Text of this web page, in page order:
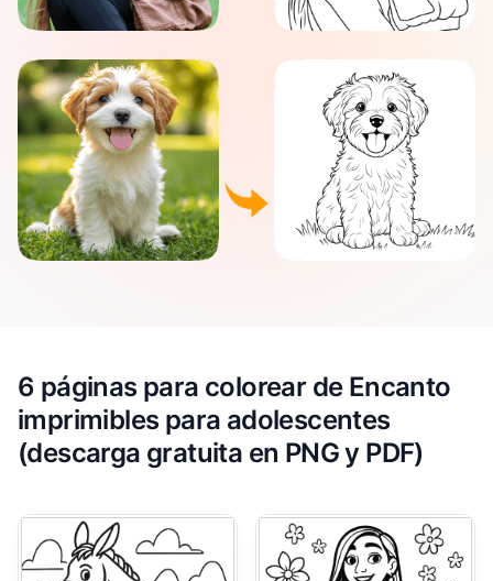
6 páginas para colorear de Encanto
imprimibles para adolescentes
(descarga gratuita en PNG y PDF)